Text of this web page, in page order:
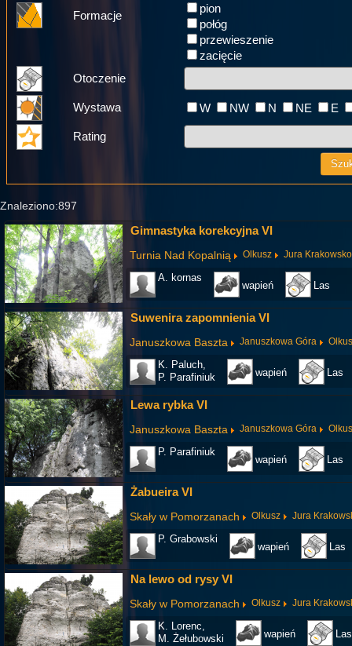
Formacje
pion
połóg
przewieszenie
zacięcie
Otoczenie
Wystawa W NW N NE E
Rating
Znaleziono:897
Gimnastyka korekcyjna VI
Turnia Nad Kopalnią Olkusz Jura
A. kornas
wapień Las
Suwenira zapomnienia VI
Januszkowa Baszta Januszkowa Góra
K. Paluch,
P. Parafiniuk
wapień Las
Lewa rybka VI
Januszkowa Baszta Januszkowa Góra
P. Parafiniuk
wapień Las
Żabueira VI
Skały w Pomorzanach Olkusz Jura
P. Grabowski
wapień Las
Na lewo od rysy VI
Skały w Pomorzanach Olkusz Jura
K. Lorenc,
M. Żełubowski
wapień Las